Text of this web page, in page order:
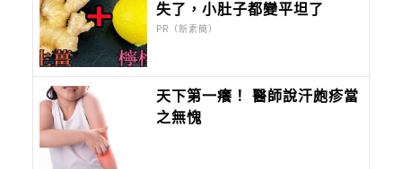
失了，小肚子都變平坦了
PR（新素簡）
天下第一癢！ 醫師說汗皰疹當
之無愧